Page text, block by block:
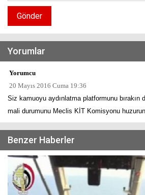
Gönder
Yorumlar
Yorumcu
20 Mayıs 2016 Cuma 19:36
Siz kamuoyu aydınlatma platformunu bırakın
mali durumunu Meclis KİT Komisyonu
Benzer Haberler